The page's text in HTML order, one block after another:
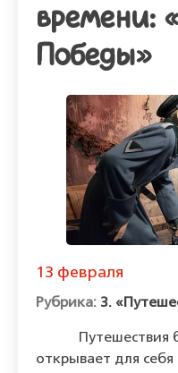
времени:
Победы»
13 февраля
3.
Путешествия
открывает для